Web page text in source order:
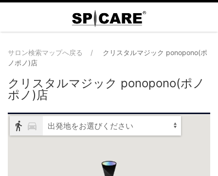
サロン検索マップへ戻る
クリスタルマジック ponopono(ポ
ノポノ)店
クリスタルマジック ponopono(ポノ
ポノ)店
出発地をお選びください